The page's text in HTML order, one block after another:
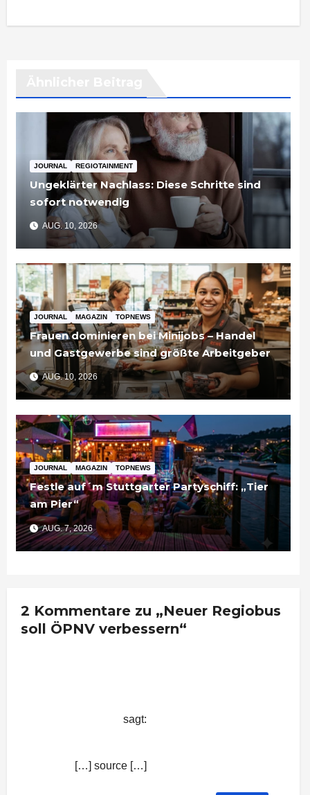
JOURNAL REGIOTAINMENT
Ungeklärter Nachlass: Diese Schritte sind
sofort notwendig
AUG. 10, 2026
JOURNAL MAGAZIN TOPNEWS
Frauen dominieren bei Minijobs – Handel
und Gastgewerbe sind größte Arbeitgeber
AUG. 10, 2026
JOURNAL MAGAZIN TOPNEWS
Festle auf´m Stuttgarter Partyschiff: „Tier
am Pier“
AUG. 7, 2026
2 Kommentare zu „Neuer Regiobus
soll ÖPNV verbessern“
sagt:
[…] source […]